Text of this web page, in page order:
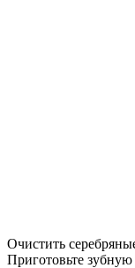
Очистить
Приготовьте зубную